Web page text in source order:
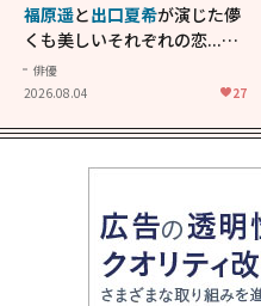
福原遥と出口夏希が演じた儚
くも美しいそれぞれの恋...生
きることの尊さを教えてくれ
た映画「あの花が咲く丘で、
俳優
2026.08.04
27